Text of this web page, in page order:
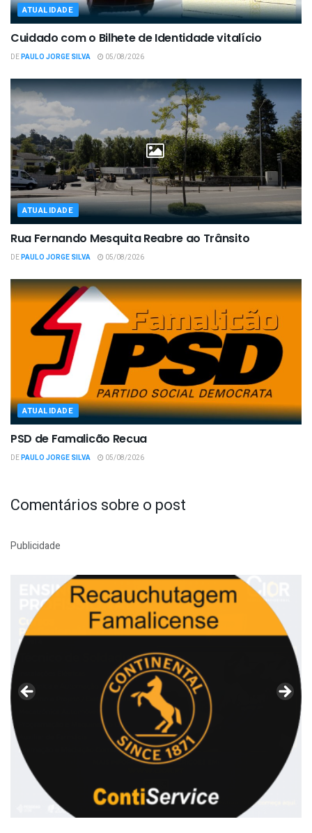
ATUALIDADE
Cuidado com o Bilhete de Identidade vitalício
DEPAULO JORGE SILVA 05/08/2026
ATUALIDADE
Rua Fernando Mesquita Reabre ao Trânsito
DEPAULO JORGE SILVA 05/08/2026
ATUALIDADE
PSD de Famalicão Recua
DEPAULO JORGE SILVA 05/08/2026
Comentários sobre o post
Publicidade